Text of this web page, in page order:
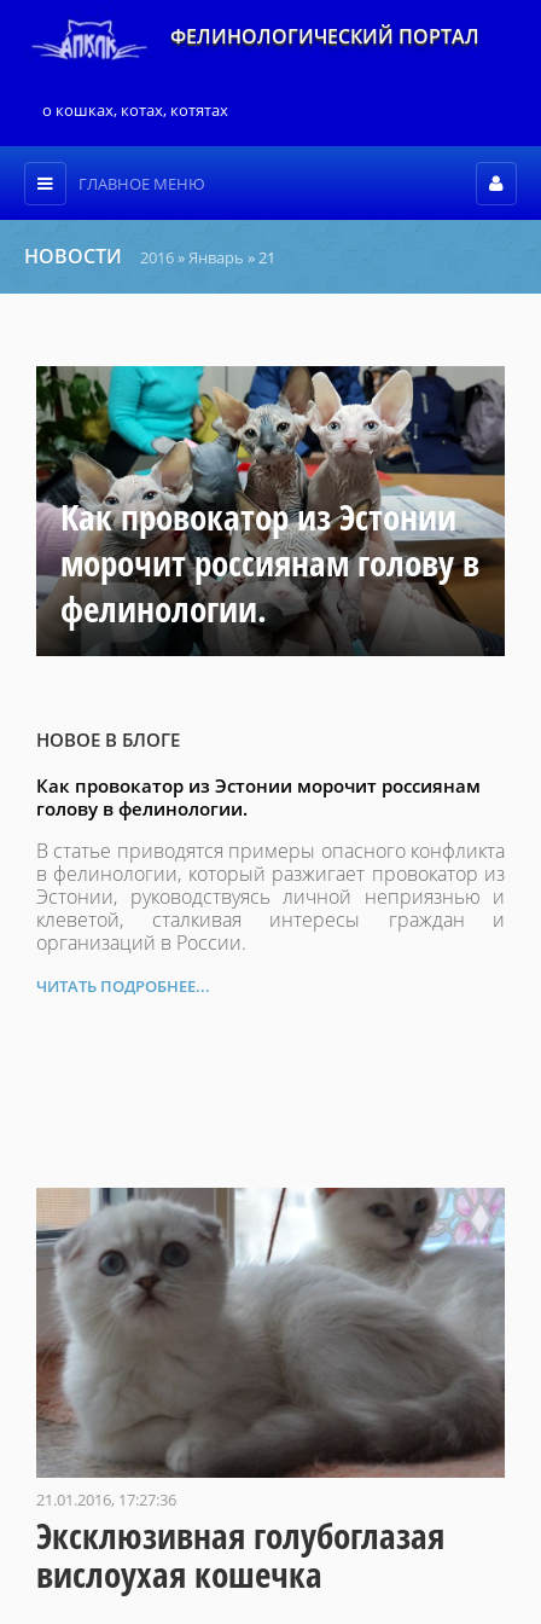
ФЕЛИНОЛОГИЧЕСКИЙ ПОРТАЛ
о кошках, котах, котятах
ГЛАВНОЕ МЕНЮ
НОВОСТИ 2016»Январь »21
Как провокатор из Эстонии
морочит россиянам голову в
фелинологии.
НОВОЕ В БЛОГЕ
Как провокатор из Эстонии морочит россиянам
голову в фелинологии.
В статье приводятся примеры опасного конфликта
в фелинологии, который разжигает провокатор из
Эстонии, руководствуясь личной неприязнью и
клеветой, сталкивая интересы граждан и
организаций в России.
ЧИТАТЬ ПОДРОБНЕЕ...
21.01.2016, 17:27:36
Эксклюзивная голубоглазая
вислоухая кошечка